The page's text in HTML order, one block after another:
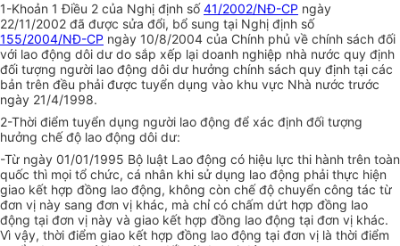
1-Khoản 1 Điều 2 của Nghị định số41/2002/NĐ-CP ngày
22/11/2002 đã được sửa đổi, bổ sung tại Nghị định số
155/2004/NĐ-CP ngày 10/8/2004 của Chính phủ về chính sách đối
với lao động dôi dư do sắp xếp lại doanh nghiệp nhà nước quy định
đối tượng người lao động dôi dư hưởng chính sách quy định tại các
bản trên đều phải được tuyển dụng vào khu vực Nhà nước trước
ngày 21/4/1998.
2-Thời điểm tuyển dụng người lao động để xác định đối tượng
hưởng chế độ lao động dôi dư:
-Từ ngày 01/01/1995 Bộ luật Lao động có hiệu lực thi hành trên toàn
quốc thì mọi tổ chức, cá nhân khi sử dụng lao động phải thực hiện
giao kết hợp đồng lao động, không còn chế độ chuyển công tác từ
đơn vị này sang đơn vị khác, mà chỉ có chấm dứt hợp đồng lao
động tại đơn vị này và giao kết hợp đồng lao động tại đơn vị khác.
Vì vậy, thời điểm giao kết hợp đồng lao động tại đơn vị là thời điểm